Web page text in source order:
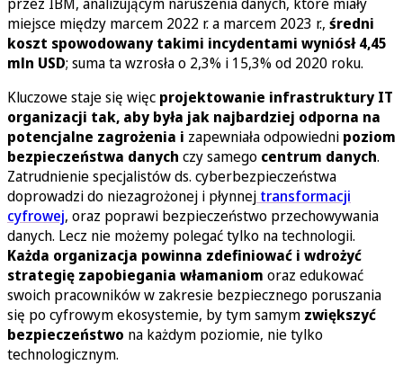
miejsce między marcem 2022 r. a marcem 2023 r., średni
koszt spowodowany takimi incydentami wyniósł 4,45
mln USD; suma ta wzrosła o 2,3% i 15,3% od 2020 roku.
Kluczowe staje się więc projektowanie infrastruktury IT
organizacji tak, aby była jak najbardziej odporna na
potencjalne zagrożenia i zapewniała odpowiedni poziom
bezpieczeństwa danych czy samego centrum danych.
Zatrudnienie specjalistów ds. cyberbezpieczeństwa
doprowadzi do niezagrożonej i płynnej transformacji
cyfrowej, oraz poprawi bezpieczeństwo przechowywania
danych. Lecz nie możemy polegać tylko na technologii.
Każda organizacja powinna zdefiniować i wdrożyć
strategię zapobiegania włamaniom oraz edukować
swoich pracowników w zakresie bezpiecznego poruszania
się po cyfrowym ekosystemie, by tym samym zwiększyć
bezpieczeństwo na każdym poziomie, nie tylko
technologicznym.